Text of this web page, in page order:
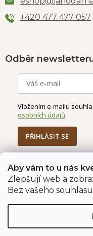
Aby vám to u nás
Zlepšují web a
Bez vašeho
+420 477 477 057
Odběr
Vložením e-mailu
osobních údajů.
PŘIHLÁSIT SE
Jahodárna